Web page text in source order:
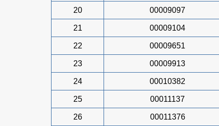
20 00009097
21 00009104
22 00009651
23 00009913
24 00010382
25 00011137
26 00011376